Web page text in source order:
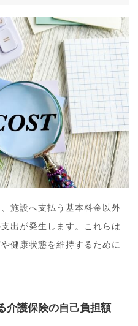
施設へ支払う基本料金以外
出が発生します。これらは
健康状態を維持するために
介護保険の自己負担額